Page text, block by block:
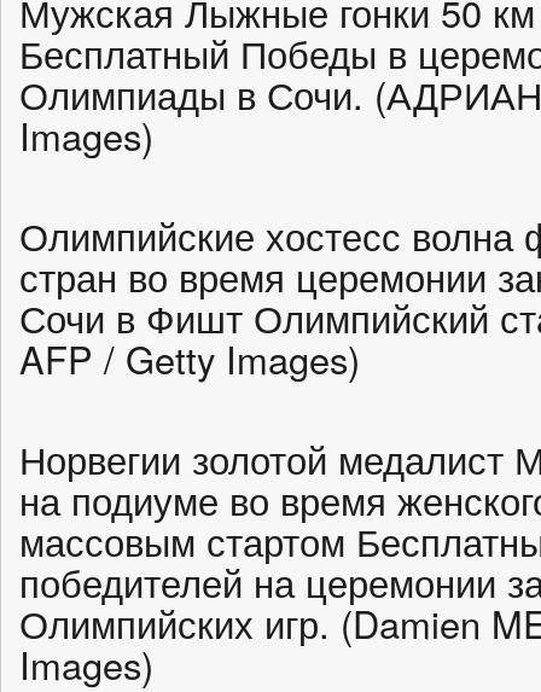
Мужская Лыжные гонки 50
Бесплатный Победы в
Олимпиады в Сочи.
Images)
Олимпийские хостесс волна
стран во время церемонии
Сочи в Фишт Олимпийский
AFP / Getty Images)
Норвегии золотой медалист
на подиуме во время
массовым стартом
победителей на церемонии
Олимпийских игр. (Damien
Images)